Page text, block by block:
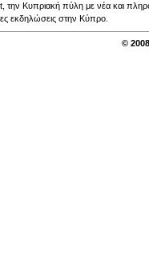
Κυπριακή πύλη με νέα και
εκδηλώσεις στην Κύπρο.
©